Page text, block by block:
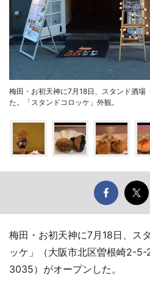
梅田・お初天神に7月18日、スタンド酒場
た。「スタンドコロッケ」外観。
梅田・お初天神に7月18日、ス
ッケ」（大阪市北区曽根崎2-
3035）がオープンした。